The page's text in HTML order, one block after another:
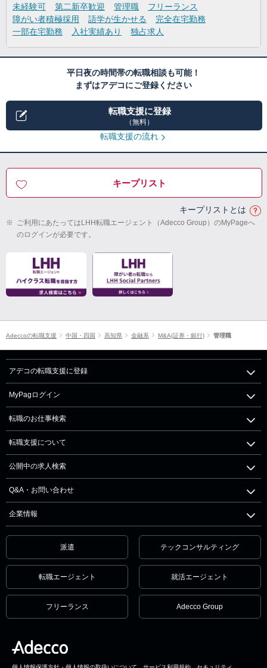
未経験可
第二新卒歓迎 管理職
フリーランス
障がい者積極採用
語学が生かせる
完全在宅勤務
一部在宅勤務
入社実績あり 独占求人
平日夜の時間帯の転職相談も可能！
まずはアデコにご登録ください
転職支援に登録
（無料）
転職支援の流れ
キープリスト
キープリストとは
※ ご利用にあたってはLHH転職エージェント（Adecco Group）のMyPageへ
のログインが必要です。
Adeccoの転職支援 中国・四国 高知県 金融系 M&A(証券・銀行) 管理職
アデコの転職支援に登録
MyPagログイン
転職のお仕事検索
転職支援について
公開中の求人検索
Q&A・お問い合わせ
企業情報
派遣 テックコンサルティング
転職エージェント 就活エージェント
フリーランス Adecco Group